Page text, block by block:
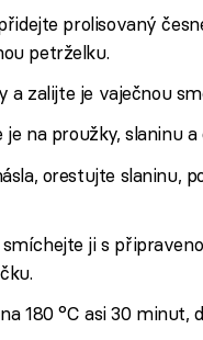
prolisovaný
petrželku.
zalijte je vaječnou
na proužky, slaninu
orestujte slaninu,
ji s
180 °C asi 30 minut,